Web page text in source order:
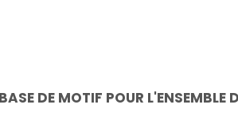
DE MOTIF POUR L'ENSEMBLE